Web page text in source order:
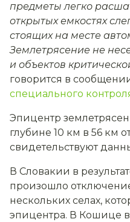
предметы легко
открытых емкостях
стоящих на месте
Землетрясение не
и объектов
говорится в
специального
Эпицентр
глубине 10 км в 56 км
свидетельствуют
В Словакии в
произошло
нескольких селах,
эпицентра. В Кошице